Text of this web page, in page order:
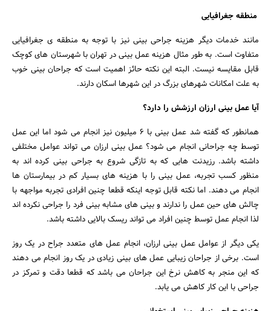
منطقه جغرافیایی
مانند خدمات دیگر هزینه جراحی بینی نیز با توجه به منطقه ی جغرافیایی
متفاوت است. به طور مثال هزینه عمل بینی در تهران با شهرستان های کوچک
قابل مقایسه نیست. البته این نکته حائز اهمیت است که جراحان بینی خوب
به علت امکانات شهرهای بزرگ در این شهرها اسکان دارند.
آیا عمل بینی ارزان ارزشش را دارد؟
همانطور که گفته شد عمل بینی با ۶ میلیون نیز انجام می شود اما این عمل
توسط چه جراحانی انجام می شود؟ عمل بینی ارزان می تواند عوامل مختلفی
داشته باشد. رزیدنت هایی که به تازگی شروع به جراحی بینی کرده اند به
منظور کسب تجربه، عمل بینی را با هزینه های بسیار کم در بیمارستان ها
انجام می دهند. اما نکته قابل توجه اینکه قطعا چنین افرادی تجربه مواجهه با
چالش های حین عمل را ندارند و بینی های مشابه بینی فرد را جراحی نکرده اند
لذا انجام عمل توسط چنین افراد می تواند ریسک بالایی داشته باشد.
یکی دیگر از عوامل عمل بینی ارزان، انجام عمل های متعدد جراح در یک روز
است. برخی از جراحان زیبایی عمل های بینی زیادی در یک روز انجام می دهند
که این منجر به کاهش نرخ این جراحان می باشد که قطعا دقت و تمرکز در
جراحی با این کار کاهش می یابد.